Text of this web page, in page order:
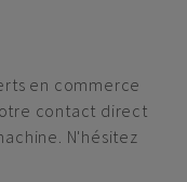
en commerce
contact direct
N'hésitez